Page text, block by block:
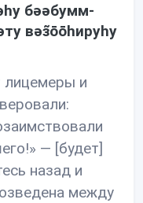
бəəбумм-
вəз̃ōōhируhу
лицемеры и
— [будет]
назад и
между